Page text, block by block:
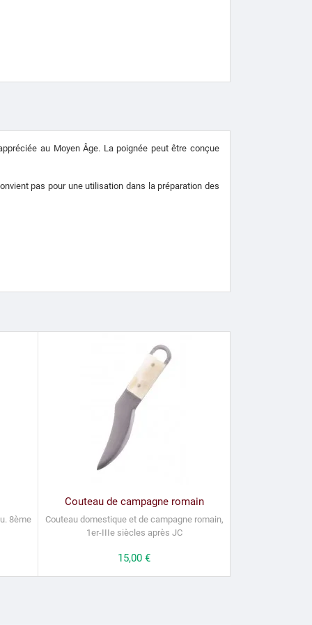
au Moyen Âge. La poignée peut être conçue
pas pour une utilisation dans la préparation des
8ème
Couteau de campagne romain
Couteau domestique et de campagne romain,
1er-IIIe siècles après JC
Prix
15,00 €